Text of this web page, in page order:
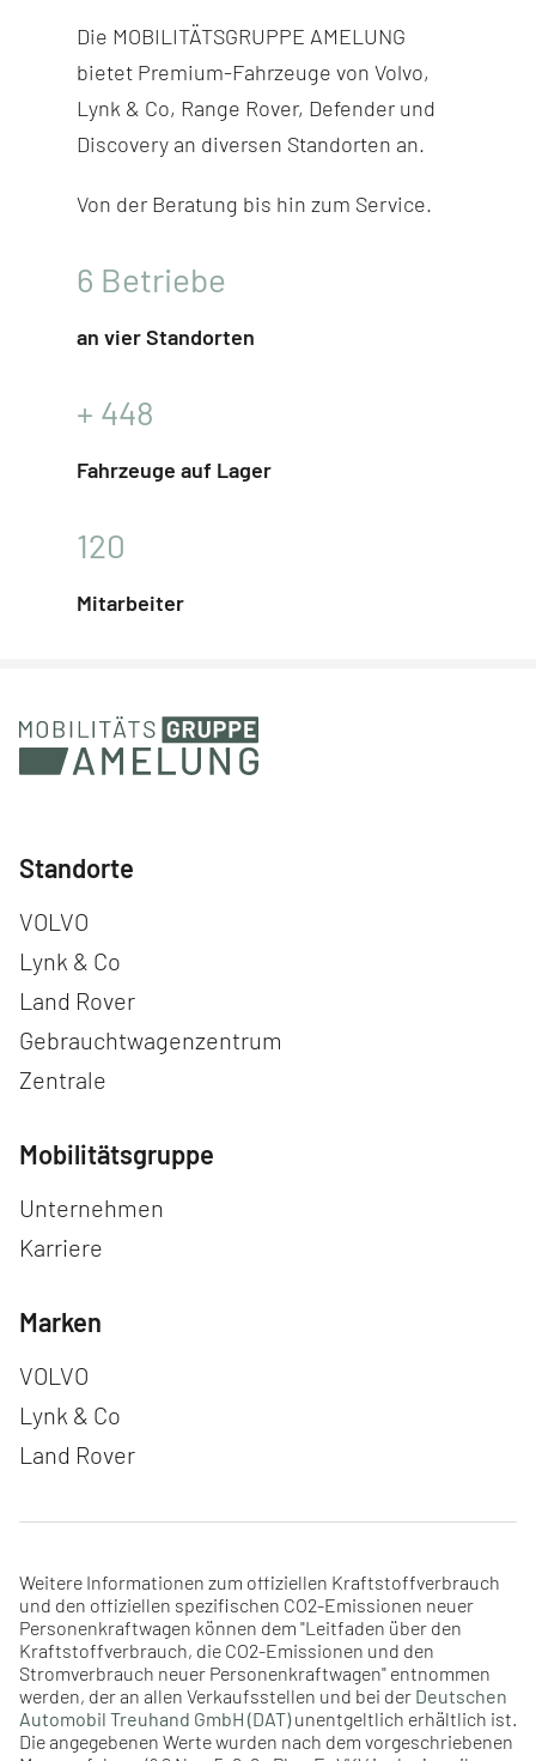
Die MOBILITÄTSGRUPPE AMELUNG
bietet Premium-Fahr­zeuge von Volvo,
Lynk & Co, Range Rover, Defender und
Discovery an diversen Stand­orten an.
Von der Beratung bis hin zum Service.
6 Betriebe
an vier Standorten
+ 448
Fahrzeuge auf Lager
120
Mitarbeiter
Standorte
Navigation überspringen
VOLVO
Lynk & Co
Land Rover
Gebrauchtwagenzentrum
Zentrale
Mobilitätsgruppe
Navigation überspringen
Unternehmen
Karriere
Marken
Navigation überspringen
VOLVO
Lynk & Co
Land Rover
Weitere Informationen zum offiziellen Kraftstoffverbrauch
und den offiziellen spezifischen CO2-Emissionen neuer
Personenkraftwagen können dem "Leitfaden über den
Kraftstoffverbrauch, die CO2-Emissionen und den
Stromverbrauch neuer Personenkraftwagen" entnommen
werden, der an allen Verkaufsstellen und bei der Deutschen
Automobil Treuhand GmbH (DAT)unentgeltlich erhältlich ist.
Die angegebenen Werte wurden nach dem vorgeschriebenen